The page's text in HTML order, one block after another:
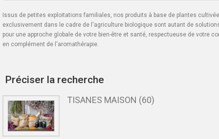
Issus de petites exploitations familiales, nos produits à base de plantes
exclusivement dans le cadre de l'agriculture biologique sont autant de
pour une approche globale de votre bien-être et santé, respectueuse de votre
en complément de l'aromathérapie.
Préciser la recherche
TISANES MAISON (60)